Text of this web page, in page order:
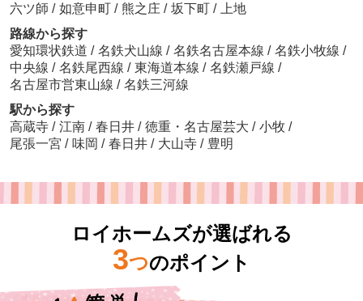
六ツ師 / 如意申町 / 熊之庄 / 坂下町 /
上地
路線から探す
愛知環状鉄道 / 名鉄犬山線 / 名鉄名古屋本線 / 名鉄小牧線 /
中央線 / 名鉄尾西線 / 東海道本線 / 名鉄瀬戸線 /
名古屋市営東山線 / 名鉄三河線
駅から探す
高蔵寺 / 江南 / 春日井 / 徳重・名古屋芸大 / 小牧 /
尾張一宮 / 味岡 / 春日井 / 大山寺 / 豊明
ロイホームズが選ばれる
3つのポイント